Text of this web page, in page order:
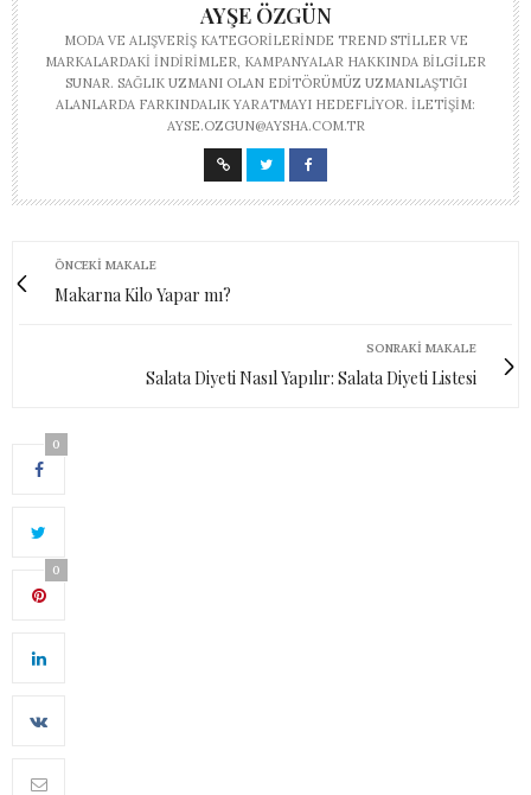
AYŞE ÖZGÜN
MODA VE ALIŞVERIŞ KATEGORILERINDE TREND STILLER VE
MARKALARDAKI INDIRIMLER, KAMPANYALAR HAKKINDA BILGILER
SUNAR. SAĞLIK UZMANI OLAN EDITÖRÜMÜZ UZMANLAŞTIĞI
ALANLARDA FARKINDALIK YARATMAYI HEDEFLIYOR. İLETIŞIM:
AYSE.OZGUN@AYSHA.COM.TR
ÖNCEKI MAKALE
Makarna Kilo Yapar mı?
SONRAKI MAKALE
Salata Diyeti Nasıl Yapılır: Salata Diyeti Listesi
0
0